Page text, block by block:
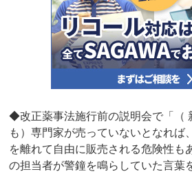
◆改正薬事法施行前の説明会で「（
も）専門家が売っていないとなれば
を離れて自由に販売される危険性も
の担当者が警鐘を鳴らしていた言葉